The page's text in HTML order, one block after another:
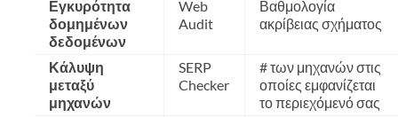
Εγκυρότητα
δομημένων
δεδομένων
Web
Audit
Βαθμολογία
ακρίβειας σχήματος
Κάλυψη
μεταξύ
μηχανών
SERP
Checker
# των μηχανών στις
οποίες εμφανίζεται
το περιεχόμενό σας